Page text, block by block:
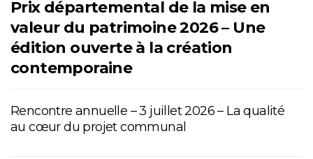
Prix départemental de la mise en
valeur du patrimoine 2026 – Une
édition ouverte à la création
contemporaine
Rencontre annuelle – 3 juillet 2026 – La qualité
au cœur du projet communal